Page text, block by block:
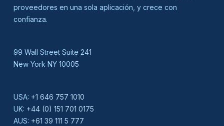
proveedores en una sola aplicación, y crece con
confianza.
99 Wall Street Suite 241
New York NY 10005
USA: +1 646 757 1010
UK: +44 (0) 151 701 0175
AUS: +61 39 111 5 777